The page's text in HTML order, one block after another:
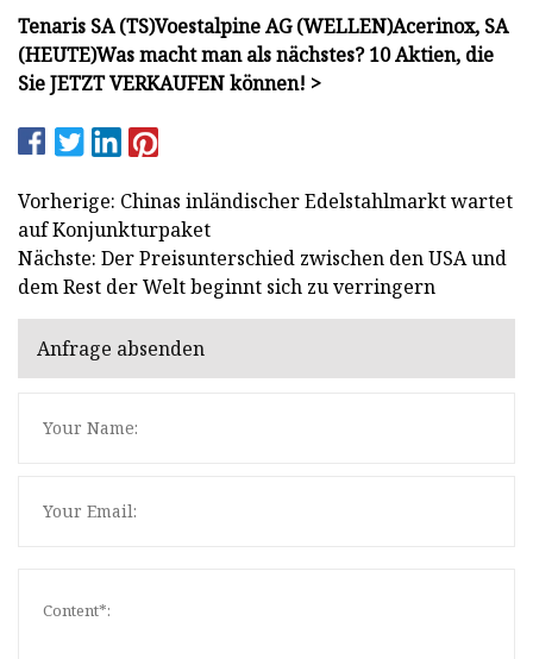
Tenaris SA (TS)Voestalpine AG (WELLEN)Acerinox, SA
(HEUTE)Was macht man als nächstes?10 Aktien, die
Sie JETZT VERKAUFEN können! >
Vorherige: Chinas inländischer Edelstahlmarkt wartet
auf Konjunkturpaket
Nächste: Der Preisunterschied zwischen den USA und
dem Rest der Welt beginnt sich zu verringern
Anfrage absenden